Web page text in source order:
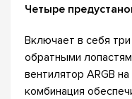
Четыре
Включает в себя
обратными
вентилятор ARGB
комбинация